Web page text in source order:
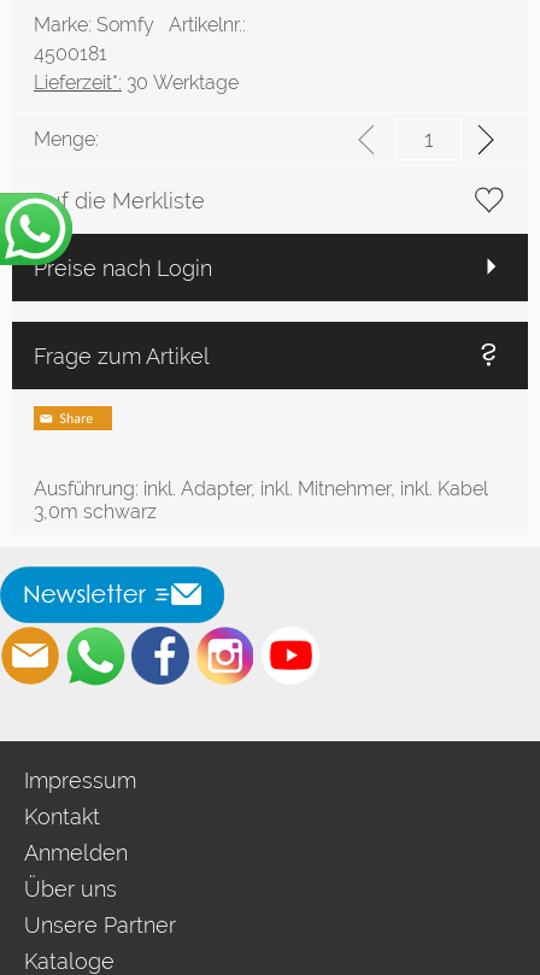
Marke: Somfy Artikelnr.:
4500181
Lieferzeit*: 30 Werktage
Menge:
Auf die Merkliste
Preise nach Login
Frage zum Artikel
Ausführung: inkl. Adapter, inkl. Mitnehmer, inkl. Kabel
3,0m schwarz
Impressum
Kontakt
Anmelden
Über uns
Unsere Partner
Kataloge